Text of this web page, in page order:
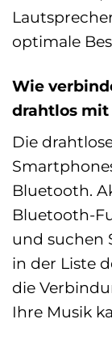
optimale
Wie
drahtlos mit
Die
Bluetooth.
Bluetooth-
und suchen
in der Liste
die
Ihre Musik